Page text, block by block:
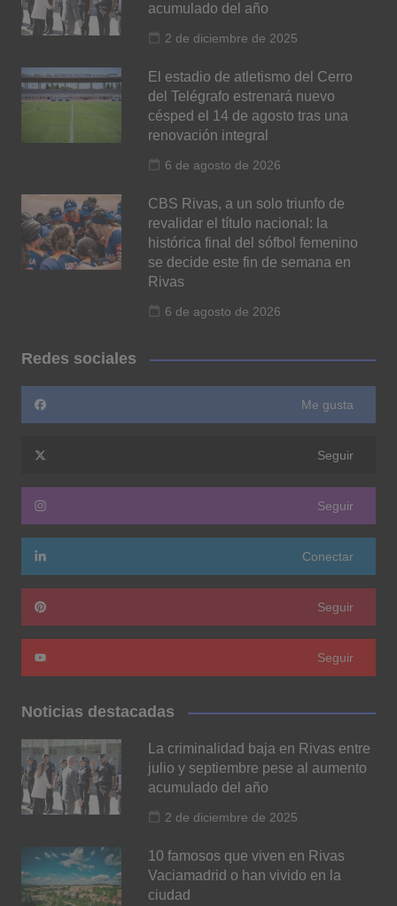
acumulado del año
2 de diciembre de 2025
El estadio de atletismo del Cerro
del Telégrafo estrenará nuevo
césped el 14 de agosto tras una
renovación integral
6 de agosto de 2026
CBS Rivas, a un solo triunfo de
revalidar el título nacional: la
histórica final del sófbol femenino
se decide este fin de semana en
Rivas
6 de agosto de 2026
Redes sociales
Me gusta
Seguir
Seguir
Conectar
Seguir
Seguir
Noticias destacadas
La criminalidad baja en Rivas entre
julio y septiembre pese al aumento
acumulado del año
2 de diciembre de 2025
10 famosos que viven en Rivas
Vaciamadrid o han vivido en la
ciudad